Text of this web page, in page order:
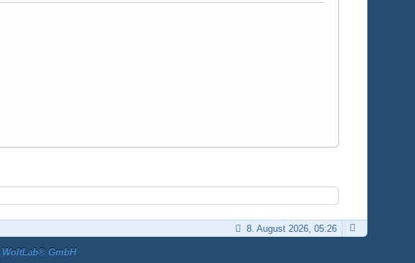
8. August 2026, 05:26
WoltLab® GmbH